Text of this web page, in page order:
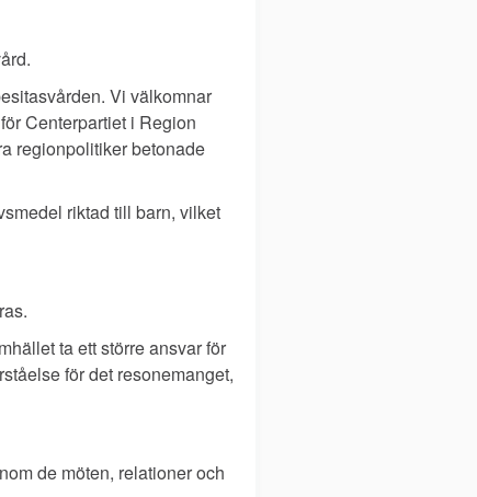
Vi välkomnar
Centerpartiet i Region
regionpolitiker betonade
riktad till barn, vilket
ta ett större ansvar för
för det resonemanget,
de möten, relationer och